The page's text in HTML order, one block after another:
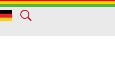
(German)